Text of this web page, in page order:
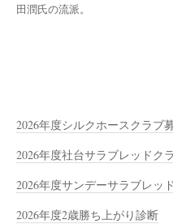
田潤氏の流派。
2026年度シルクホースクラブ
2026年度社台サラブレッドク
2026年度サンデーサラブレッ
2026年度2歳勝ち上がり診断